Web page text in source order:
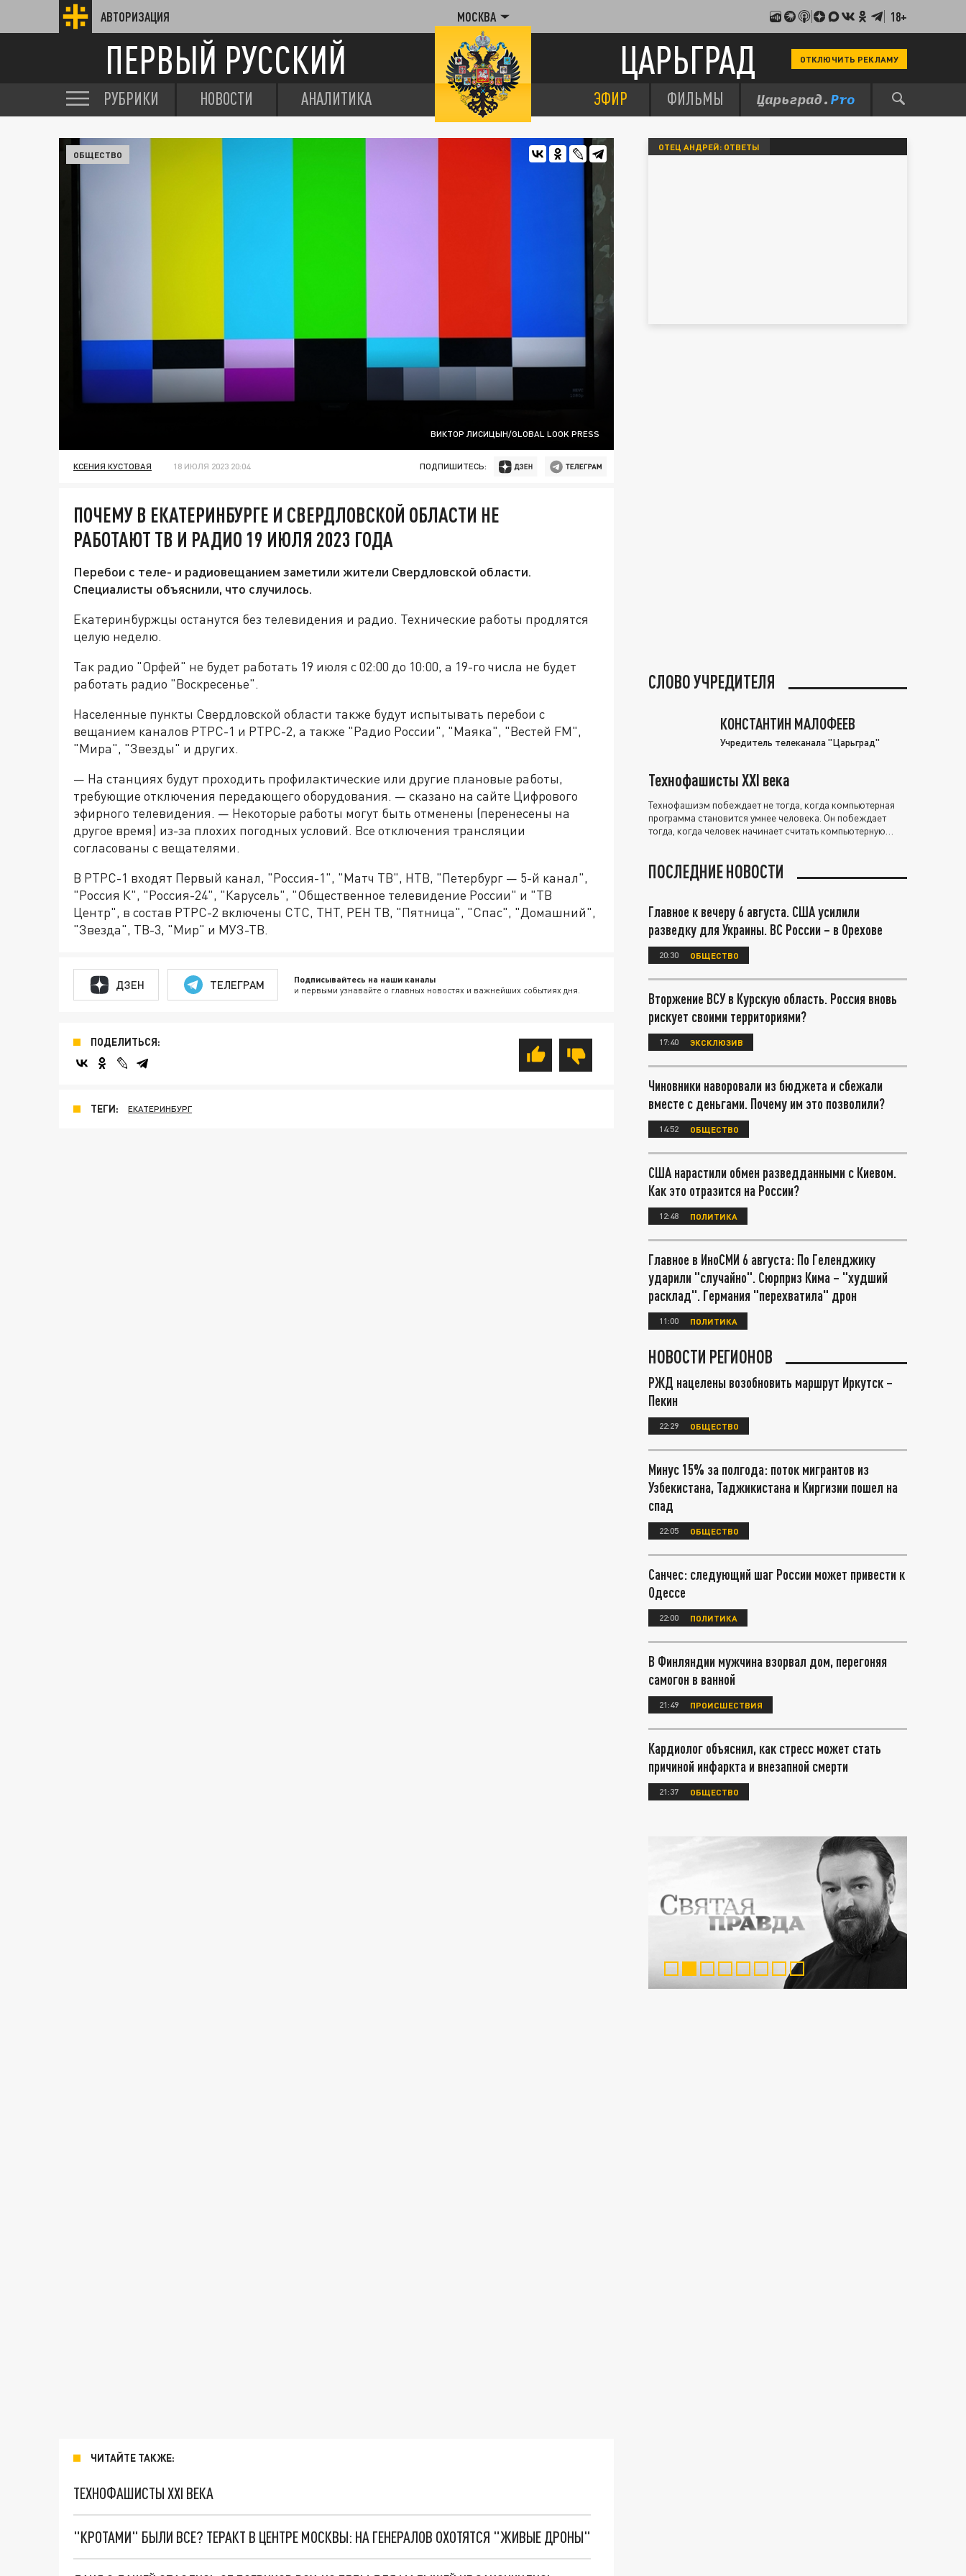
АВТОРИЗАЦИЯ МОСКВА 18+
ПЕРВЫЙ РУССКИЙ ЦАРЬГРАД ОТКЛЮЧИТЬ РЕКЛАМУ
РУБРИКИ НОВОСТИ АНАЛИТИКА ЭФИР ФИЛЬМЫ
ВИКТОР ЛИСИЦЫН/GLOBAL LOOK PRESS
ОБЩЕСТВО
КСЕНИЯ КУСТОВАЯ 18 ИЮЛЯ 2023 20:04 ПОДПИШИТЕСЬ:
ПОЧЕМУ В ЕКАТЕРИНБУРГЕ И СВЕРДЛОВСКОЙ ОБЛАСТИ НЕ
РАБОТАЮТ ТВ И РАДИО 19 ИЮЛЯ 2023 ГОДА
Перебои с теле- и радиовещанием заметили жители Свердловской области.
Специалисты объяснили, что случилось.
Екатеринбуржцы останутся без телевидения и радио. Технические работы продлятся
целую неделю.
Так радио "Орфей" не будет работать 19 июля с 02:00 до 10:00, а 19-го числа не будет
работать радио "Воскресенье".
Населенные пункты Свердловской области также будут испытывать перебои с
вещанием каналов РТРС-1 и РТРС-2, а также "Радио России", "Маяка", "Вестей FM",
"Мира", "Звезды" и других.
— На станциях будут проходить профилактические или другие плановые работы,
требующие отключения передающего оборудования. — сказано на сайте Цифрового
эфирного телевидения. — Некоторые работы могут быть отменены (перенесены на
другое время) из-за плохих погодных условий. Все отключения трансляции
согласованы с вещателями.
В РТРС-1 входят Первый канал, "Россия-1", "Матч ТВ", НТВ, "Петербург — 5-й канал",
"Россия К", "Россия-24", "Карусель", "Общественное телевидение России" и "ТВ
Центр", в состав РТРС-2 включены СТС, ТНТ, РЕН ТВ, "Пятница", "Спас", "Домашний",
"Звезда", ТВ-3, "Мир" и МУЗ-ТВ.
ДЗЕН ТЕЛЕГРАМ Подписывайтесь на наши каналы
и первыми узнавайте о главных новостях и важнейших событиях дня.
ПОДЕЛИТЬСЯ:
ТЕГИ: ЕКАТЕРИНБУРГ
ЧИТАЙТЕ ТАКЖЕ:
ТЕХНОФАШИСТЫ XXI ВЕКА
"КРОТАМИ" БЫЛИ ВСЕ? ТЕРАКТ В ЦЕНТРЕ МОСКВЫ: НА ГЕНЕРАЛОВ ОХОТЯТСЯ "ЖИВЫЕ ДРОНЫ"
ОТЕЦ АНДРЕЙ: ОТВЕТЫ
СЛОВО УЧРЕДИТЕЛЯ
КОНСТАНТИН МАЛОФЕЕВ
Учредитель телеканала "Царьград"
Технофашисты XXI века
Технофашизм побеждает не тогда, когда компьютерная
программа становится умнее человека. Он побеждает
тогда, когда человек начинает считать компьютерную
ПОСЛЕДНИЕ НОВОСТИ
Главное к вечеру 6 августа. США усилили
разведку для Украины. ВС России – в Орехове
20:30 ОБЩЕСТВО
Вторжение ВСУ в Курскую область. Россия вновь
рискует своими территориями?
17:40 ЭКСКЛЮЗИВ
Чиновники наворовали из бюджета и сбежали
вместе с деньгами. Почему им это позволили?
14:52 ОБЩЕСТВО
США нарастили обмен разведданными с Киевом.
Как это отразится на России?
12:48 ПОЛИТИКА
Главное в ИноСМИ 6 августа: По Геленджику
ударили "случайно". Сюрприз Кима – "худший
расклад". Германия "перехватила" дрон
11:00 ПОЛИТИКА
НОВОСТИ РЕГИОНОВ
РЖД нацелены возобновить маршрут Иркутск –
Пекин
22:29 ОБЩЕСТВО
Минус 15% за полгода: поток мигрантов из
Узбекистана, Таджикистана и Киргизии пошел на
спад
22:05 ОБЩЕСТВО
Санчес: следующий шаг России может привести к
Одессе
22:00 ПОЛИТИКА
В Финляндии мужчина взорвал дом, перегоняя
самогон в ванной
21:49 ПРОИСШЕСТВИЯ
Кардиолог объяснил, как стресс может стать
причиной инфаркта и внезапной смерти
21:37 ОБЩЕСТВО